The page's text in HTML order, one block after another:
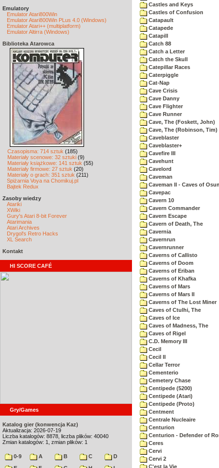
Emulatory
Emulator Atari800Win
Emulator Atari800Win PLus 4.0 (Windows)
Emulator Atari++ (multiplatform)
Emulator Altirra (Windows)
Biblioteka Atarowca
Czasopisma: 714 sztuk (185)
Materiały scenowe: 32 sztuki (9)
Materiały książkowe: 141 sztuk (55)
Materiały firmowe: 27 sztuk (20)
Materiały o grach: 351 sztuk (211)
Spiżarnia Voya na Chomikuj.pl
Bajtek Redux
Zasoby wiedzy
Atariki
XWiki
Gury's Atari 8-bit Forever
Atarimania
Atari Archives
Drygol's Retro Hacks
XL Search
Kontakt
HI SCORE CAFÉ
Gry/Games
Katalog gier (konwencja Kaz)
Aktualizacja: 2026-07-19
Liczba katalogów: 8878, liczba plików: 40040
Zmian katalogów: 1, zmian plików: 1
0-9 A B C
D
Castles and Keys
Castles of Confusion
Catapault
Catapede
Catapill
Catch 88
Catch a Letter
Catch the Skull
Catepillar Races
Caterpiggle
Cat-Nap
Cave Crisis
Cave Danny
Cave Flighter
Cave Runner
Cave, The (Foskett, John)
Cave, The (Robinson, Tim)
Caveblaster
Caveblaster+
Cavefire III
Cavehunt
Cavelord
Caveman
Caveman II - Caves of
Cavepac
Cavern 10
Cavern Commander
Cavern Escape
Cavern of Death, The
Cavernia
Cavernrun
Cavernrunner
Caverns of Callisto
Caverns of Doom
Caverns of Eriban
Caverns of Khafka
Caverns of Mars
Caverns of Mars II
Caverns of The Lost Miner
Caves of Ctulhi, The
Caves of Ice
Caves of Madness, The
Caves of Rigel
C.D. Memory III
Cecil
Cecil II
Cellar Terror
Cementerio
Cemetery Chase
Centipede (5200)
Centipede (Atari)
Centipede (Proto)
Centment
Centrale Nucleaire
Centurion
Centurion - Defender of
Ceres
Cervi
Cervi 2
C'est la Vie